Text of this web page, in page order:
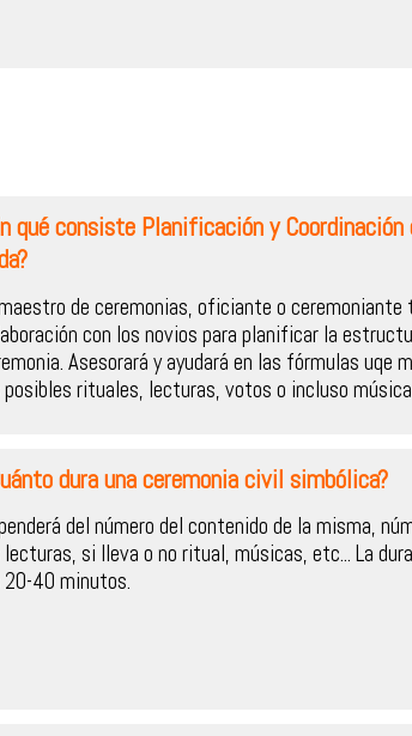
qué consiste Planificación y
de ceremonias, oficiante o ceremoniante
con los novios para planificar la
Asesorará y ayudará en las fórmulas uqe
posibles rituales, lecturas, votos o incluso
dura una ceremonia civil simbólica?
del número del contenido de la misma,
lecturas, si lleva o no ritual, músicas, etc... La
20-40 minutos.